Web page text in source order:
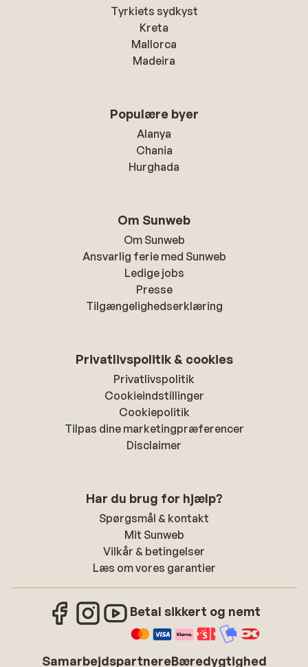
Tyrkiets sydkyst
Kreta
Mallorca
Madeira
Populære byer
Alanya
Chania
Hurghada
Om Sunweb
Om Sunweb
Ansvarlig ferie med Sunweb
Ledige jobs
Presse
Tilgængelighedserklæring
Privatlivspolitik & cookies
Privatlivspolitik
Cookieindstillinger
Cookiepolitik
Tilpas dine marketingpræferencer
Disclaimer
Har du brug for hjælp?
Spørgsmål & kontakt
Mit Sunweb
Vilkår & betingelser
Læs om vores garantier
Betal sikkert og nemt
SamarbejdspartnereBæredygtighed